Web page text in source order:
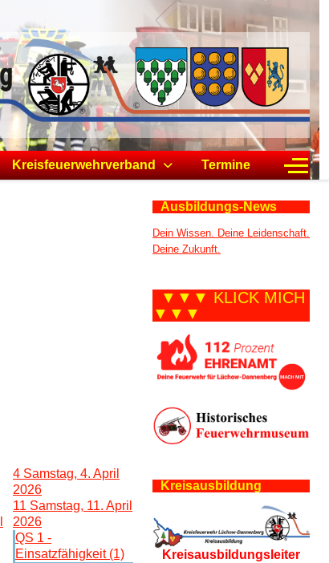
Kreisfeuerwehrverband Termine Off-
4 Samstag, 4. April
2026
11 Samstag, 11. April
2026
QS 1 -
Einsatzfähigkeit (1)
Ausbildungs-News
Dein Wissen. Deine Leidenschaft.
Deine Zukunft.
▼▼▼ KLICK MICH
▼▼▼
Kreisausbildung
Kreisausbildungsleiter